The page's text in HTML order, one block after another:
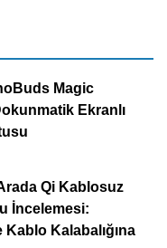
Magic
Ekranlı
Qi Kablosuz
İncelemesi:
Kalabalığına